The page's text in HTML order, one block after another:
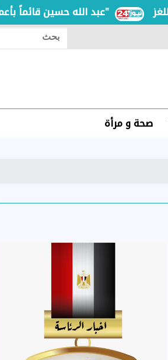
عبد الله حسين قائماً بأعمال رئيس الجهاز الإداري للزمالك خلفاً لـ "تيتو"
بحث
صحة و مرأة